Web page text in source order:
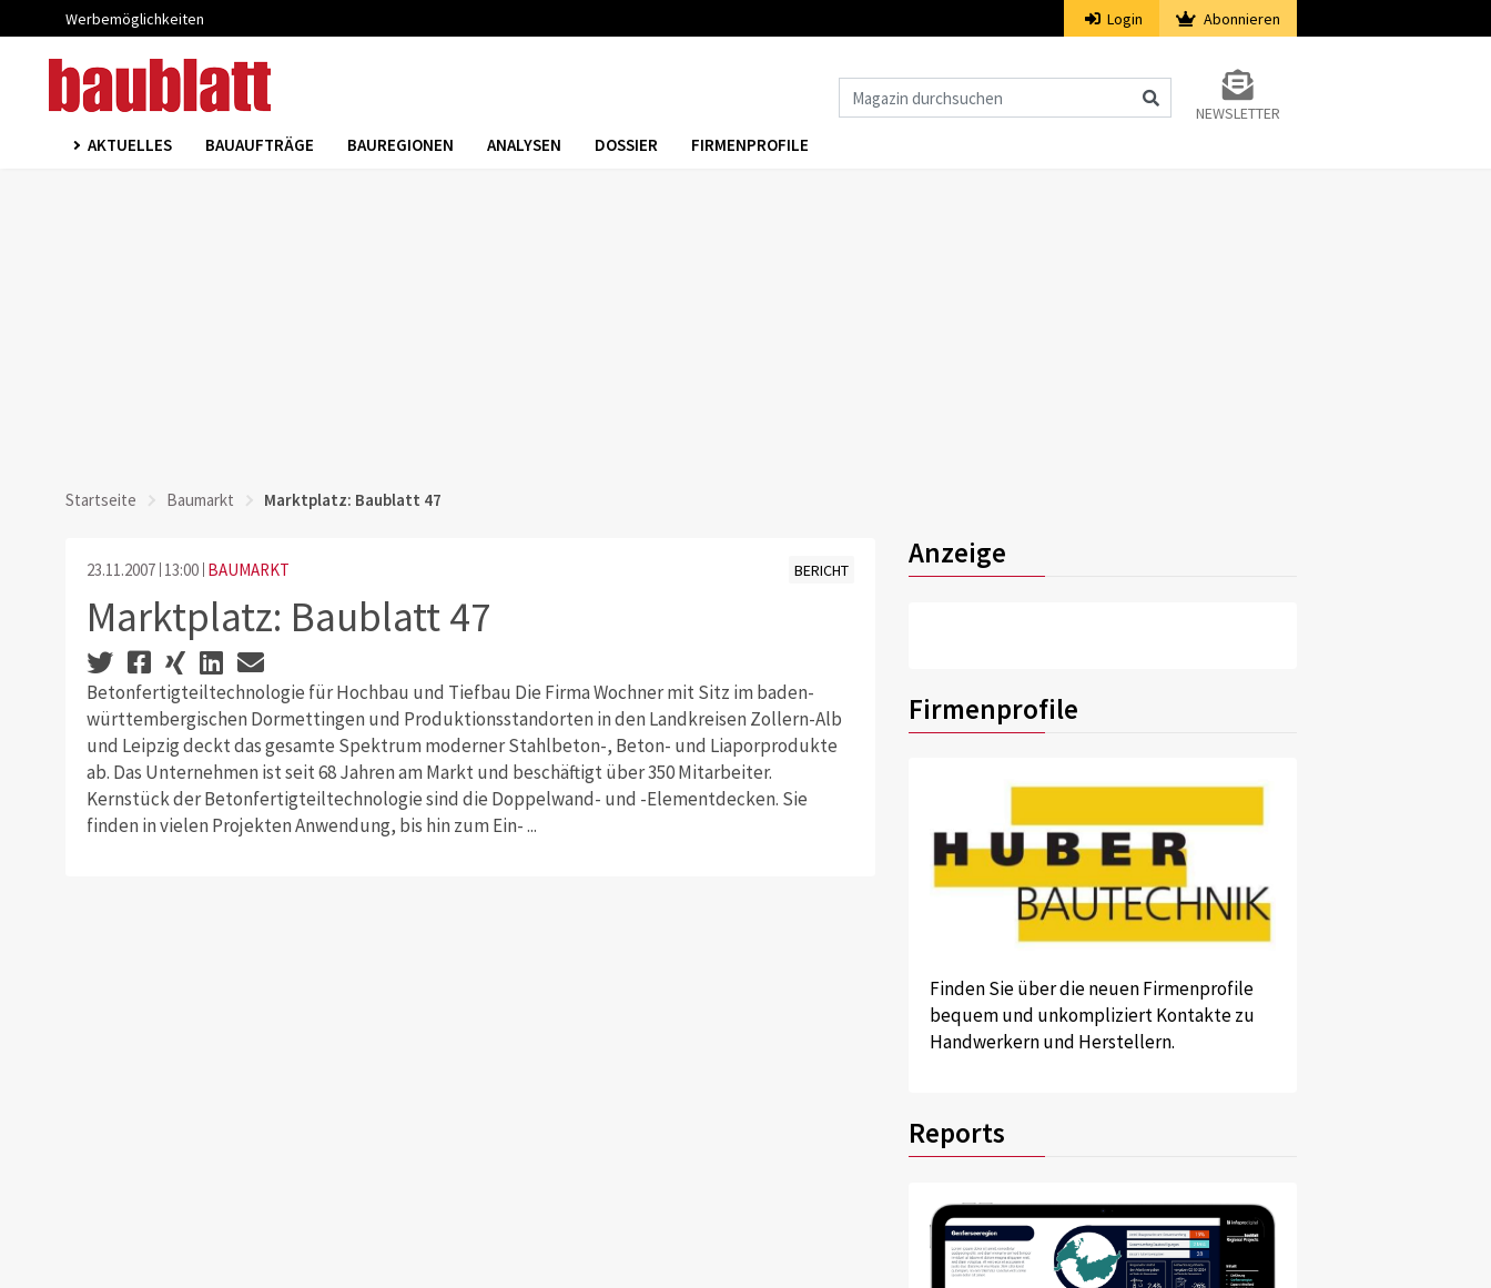
Werbemöglichkeiten Login Abonnieren
NEWSLETTER
AKTUELLES BAUAUFTRÄGE BAUREGIONEN ANALYSEN DOSSIER FIRMENPROFILE
Startseite Baumarkt Marktplatz: Baublatt 47
23.11.2007 13:00 BAUMARKT BERICHT
Marktplatz: Baublatt 47
Betonfertigteiltechnologie für Hochbau und Tiefbau Die Firma Wochner mit Sitz im baden-
württembergischen Dormettingen und Produktionsstandorten in den Landkreisen Zollern-Alb
und Leipzig deckt das gesamte Spektrum moderner Stahlbeton-, Beton- und Liaporprodukte
ab. Das Unternehmen ist seit 68 Jahren am Markt und beschäftigt über 350 Mitarbeiter.
Kernstück der Betonfertigteiltechnologie sind die Doppelwand- und -Elementdecken. Sie
finden in vielen Projekten Anwendung, bis hin zum Ein- ...
Anzeige
Firmenprofile
Finden Sie über die neuen Firmenprofile
bequem und unkompliziert Kontakte zu
Handwerkern und Herstellern.
Reports